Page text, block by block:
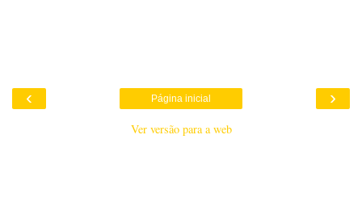
‹ ›
Página inicial
Ver versão para a web